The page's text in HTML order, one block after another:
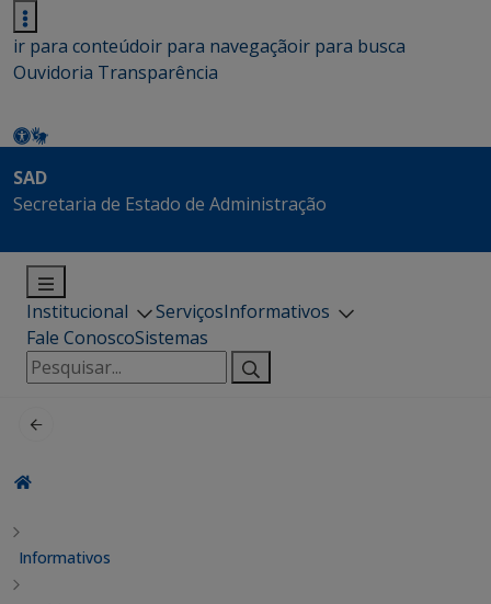
ir para conteúdoir para navegaçãoir para busca
Ouvidoria Transparência
SAD
Secretaria de Estado de Administração
Institucional ServiçosInformativos
Fale ConoscoSistemas
Pesquisar
por:
Informativos